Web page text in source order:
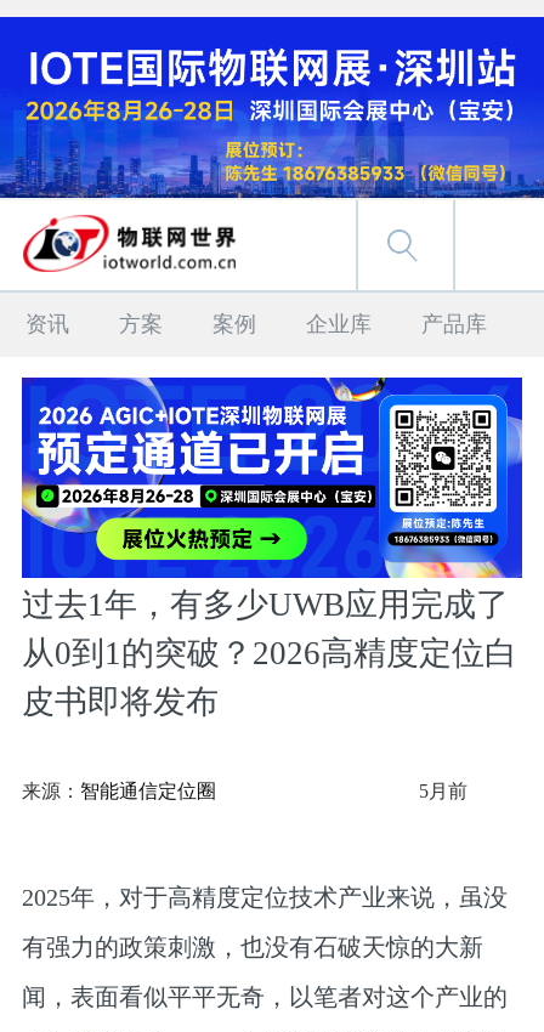
资讯 方案 案例 企业库 产品库
过去1年，有多少UWB应用完成了
从0到1的突破？2026高精度定位白
皮书即将发布
来源： 智能通信定位圈 5月前
2025年，对于高精度定位技术产业来说，虽没
有强力的政策刺激，也没有石破天惊的大新
闻，表面看似平平无奇，以笔者对这个产业的